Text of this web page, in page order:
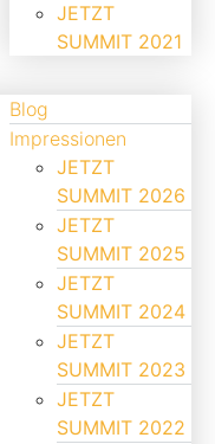
JETZT
SUMMIT 2021
Blog
Impressionen
JETZT
SUMMIT 2026
JETZT
SUMMIT 2025
JETZT
SUMMIT 2024
JETZT
SUMMIT 2023
JETZT
SUMMIT 2022